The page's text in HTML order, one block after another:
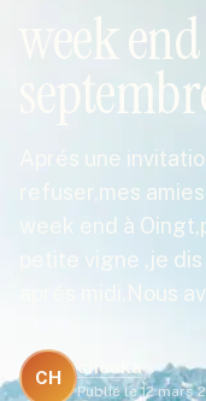
week
Aprés une
refuser,mes
week end à
petite vigne ,je
aprés midi.Nous
CH
chouka
Publié le 12 mars